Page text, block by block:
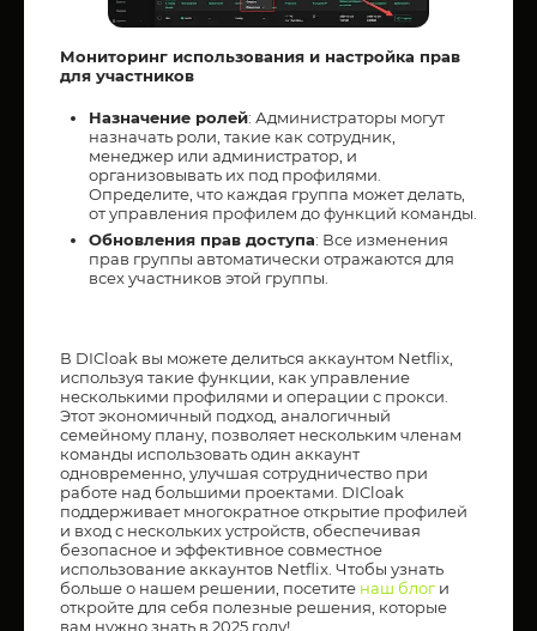
Мониторинг использования и настройка прав
для участников
Назначение ролей: Администраторы могут
назначать роли, такие как сотрудник,
менеджер или администратор, и
организовывать их под профилями.
Определите, что каждая группа может делать,
от управления профилем до функций команды.
Обновления прав доступа: Все изменения
прав группы автоматически отражаются для
всех участников этой группы.
В DICloak вы можете делиться аккаунтом Netflix,
используя такие функции, как управление
несколькими профилями и операции с прокси.
Этот экономичный подход, аналогичный
семейному плану, позволяет нескольким членам
команды использовать один аккаунт
одновременно, улучшая сотрудничество при
работе над большими проектами. DICloak
поддерживает многократное открытие профилей
и вход с нескольких устройств, обеспечивая
безопасное и эффективное совместное
использование аккаунтов Netflix. Чтобы узнать
больше о нашем решении, посетите наш блоги
откройте для себя полезные решения, которые
вам нужно знать в 2025 году!